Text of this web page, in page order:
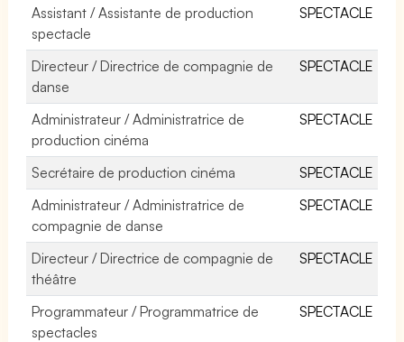
Assistant / Assistante de production
spectacle
SPECTACLE
Directeur / Directrice de compagnie de
danse
SPECTACLE
Administrateur / Administratrice de
production cinéma
SPECTACLE
Secrétaire de production cinéma
SPECTACLE
Administrateur / Administratrice de
compagnie de danse
SPECTACLE
Directeur / Directrice de compagnie de
théâtre
SPECTACLE
Programmateur / Programmatrice de
spectacles
SPECTACLE